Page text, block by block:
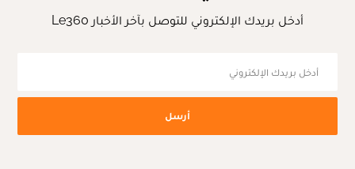
أدخل بريدك الإلكتروني للتوصل بآخر الأخبار Le360
أرسل